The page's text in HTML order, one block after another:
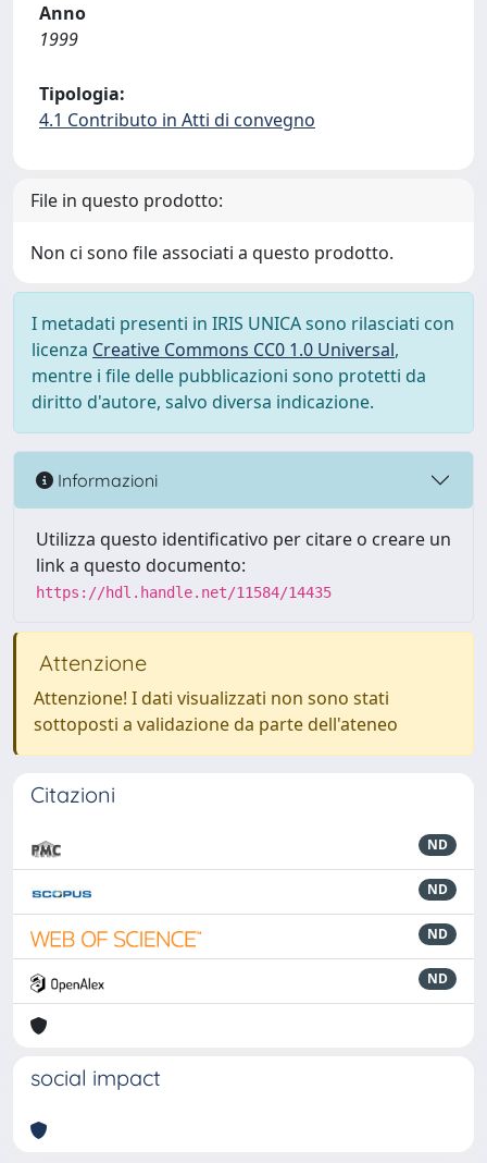
Anno
1999
Tipologia:
4.1 Contributo in Atti di convegno
File in questo prodotto:
Non ci sono file associati a questo prodotto.
I metadati presenti in IRIS UNICA sono rilasciati con
licenza Creative Commons CC0 1.0 Universal,
mentre i file delle pubblicazioni sono protetti da
diritto d'autore, salvo diversa indicazione.
Informazioni
Utilizza questo identificativo per citare o creare un
link a questo documento:
https://hdl.handle.net/11584/14435
Attenzione
Attenzione! I dati visualizzati non sono stati
sottoposti a validazione da parte dell'ateneo
Citazioni
ND
ND
ND
ND
social impact